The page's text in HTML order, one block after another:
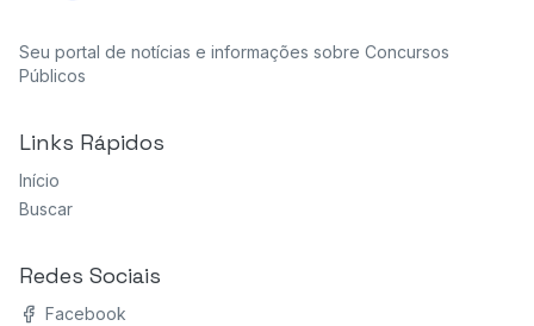
Seu portal de notícias e informações sobre Concursos
Públicos
Links Rápidos
Início
Buscar
Redes Sociais
Facebook